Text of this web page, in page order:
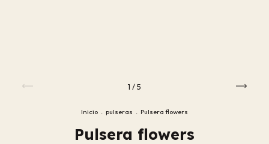
1 /5
Inicio pulseras Pulsera flowers
Pulsera flowers